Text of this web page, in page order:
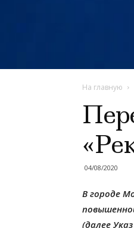
На главную
04/08/2020
В городе
(далее